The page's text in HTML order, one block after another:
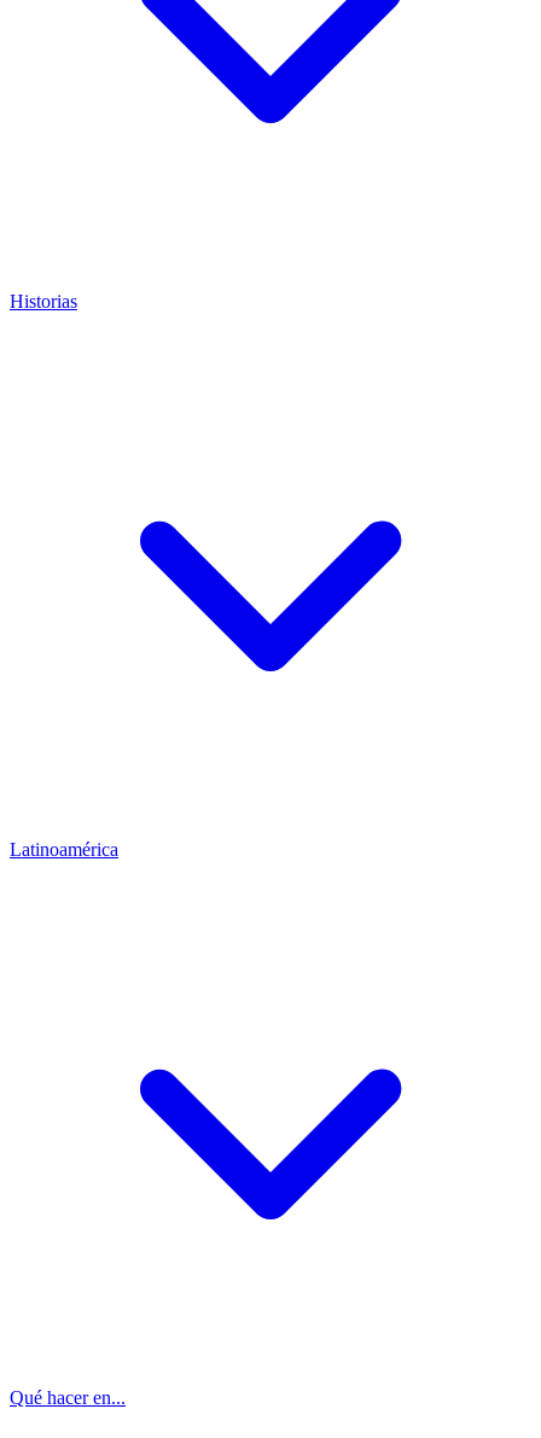
Historias
Latinoamérica
Qué hacer en...